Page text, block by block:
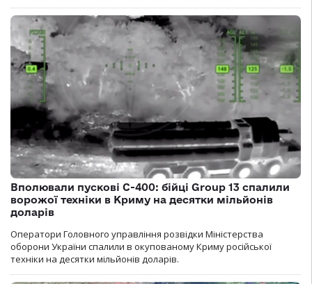
Вполювали пускові С-400: бійці Group 13 спалили
ворожої техніки в Криму на десятки мільйонів
доларів
Оператори Головного управління розвідки Міністерства
оборони України спалили в окупованому Криму російської
техніки на десятки мільйонів доларів.